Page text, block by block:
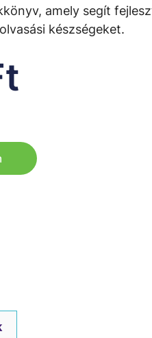
amely segít
készségeket.